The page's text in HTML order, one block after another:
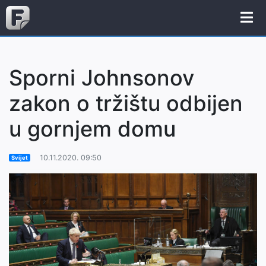
Sporni Johnsonov
zakon o tržištu odbijen
u gornjem domu
Svijet 10.11.2020. 09:50